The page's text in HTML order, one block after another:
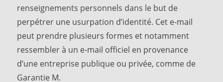
renseignements personnels dans le but de
perpétrer une usurpation d’identité. Cet e-mail
peut prendre plusieurs formes et notamment
ressembler à un e-mail officiel en provenance
d’une entreprise publique ou privée, comme de
Garantie M.